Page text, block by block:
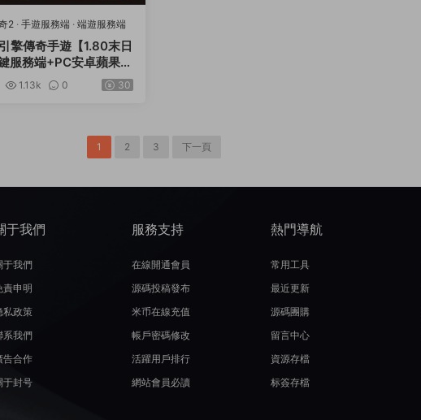
2 · 手遊服務端 · 端遊服務端
擎傳奇手遊【1.80末日
服務端+PC安卓蘋果三
頻架設教程
1.13k 0 30
1 2 3 下一頁
于我們
于我們
責申明
私政策
系我們
告合作
于封号
服務支持
在線開通會員
源碼投稿發布
米币在線充值
帳戶密碼修改
活躍用戶排行
網站會員必讀
熱門導航
常用工具
最近更新
源碼團購
留言中心
資源存檔
标簽存檔